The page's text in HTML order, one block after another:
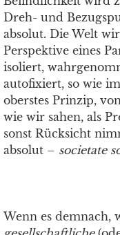
Dreh- und
absolut. Die Welt
Perspektive eines
isoliert,
autofixiert, so wie
oberstes Prinzip,
wie wir sahen, als
sonst Rücksicht
absolut – societate
Wenn es demnach,